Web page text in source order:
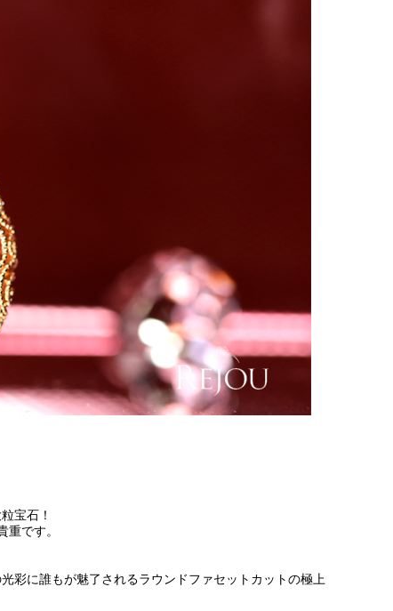
宝石！
です。
彩に誰もが魅了されるラウンドファセットカットの極上